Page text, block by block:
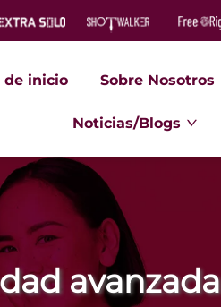
de inicio Sobre Nosotros
Noticias/Blogs
avanzada